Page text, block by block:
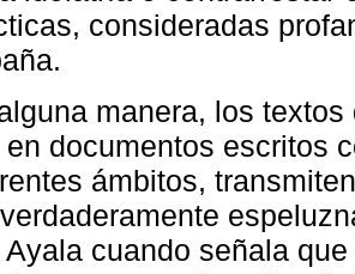
consideradas
manera, los
en documentos escritos
ámbitos,
Ayala cuando señala